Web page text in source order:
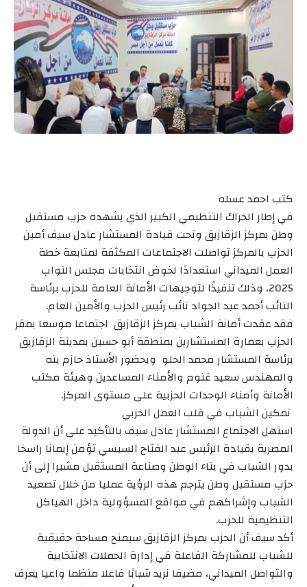
كتب احمد عسله
في إطار الحراك التنظيمي الكبير الذي يشهده حزب مستقبل
وطن بمركز الزقازيق وتحت قيادة المستشار عادل سيف أمين
الحزب بالمركز تواصلت الاجتماعات المكثفة لمتابعة خطة
العمل الميداني استعدادًا لخوض انتخابات مجلس النواب
2025، وذلك تنفيذًا لتوجيهات الأمانة العامة للحزب برئاسة
النائب أحمد عبد الجواد نائب رئيس الحزب والأمين العام.
فقد عقدت أمانة الشباب بمركز الزقازيق اجتماعا موسعا بمقر
الحزب بعمارة المستشارين بمنطقة أبو حسين بمدينة الزقازيق
برئاسة المستشار محمد الحلو وبحضور الأستاذ حازم بنه
والمهندس سعيد غنوم والأمناء المساعدين وهيئة مكتب
الأمانة وأمناء الوحدات الحزبية على مستوى المركز.
تمكين الشباب في قلب العمل الحزبي
استهل الاجتماع المستشار عادل سيف بالتأكيد على أن الدولة
المصرية بقيادة الرئيس عبد الفتاح السيسي تؤمن إيمانا راسخا
بدور الشباب في بناء الوطن وصناعة المستقبل مشيرا إلى أن
حزب مستقبل وطن يترجم هذه الرؤية عمليا من خلال تصعيد
الشباب وإشراكهم في مواقع المسؤولية داخل الهياكل
التنظيمية للحزب.
أكد سيف أن الحزب بمركز الزقازيق سيمنح مساحة حقيقية
للشباب للمشاركة الفاعلة في إدارة الحملات الانتخابية
والتواصل الميداني، مضيفا نريد شبابًا فاعلا منظما واعيا يعرف